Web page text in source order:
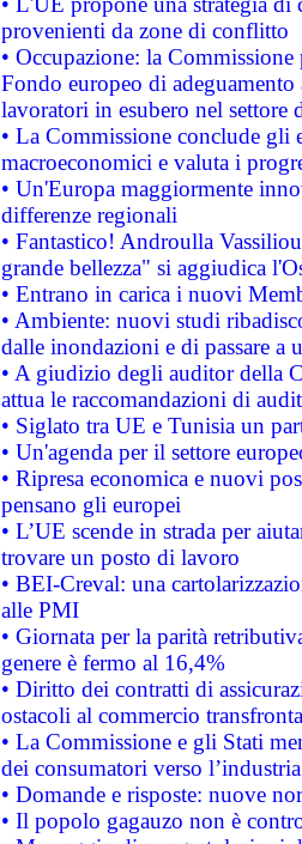
provenienti da zone di conflitto
• Occupazione: la
Fondo europeo di
lavoratori in esubero nel
• La Commissione conclude
macroeconomici e valuta i
• Un'Europa maggiormente
differenze regionali
• Fantastico! Androulla
grande bellezza" si aggiudica
• Entrano in carica i nuovi
• Ambiente: nuovi studi
dalle inondazioni e di passare a
• A giudizio degli auditor della
attua le raccomandazioni di
• Siglato tra UE e Tunisia un
• Un'agenda per il settore
• Ripresa economica e nuovi
pensano gli europei
• L’UE scende in strada per
trovare un posto di lavoro
• BEI-Creval: una
alle PMI
• Giornata per la parità
genere è fermo al 16,4%
• Diritto dei contratti di
ostacoli al commercio
• La Commissione e gli Stati
dei consumatori verso
• Domande e risposte: nuove
• Il popolo gagauzo non è